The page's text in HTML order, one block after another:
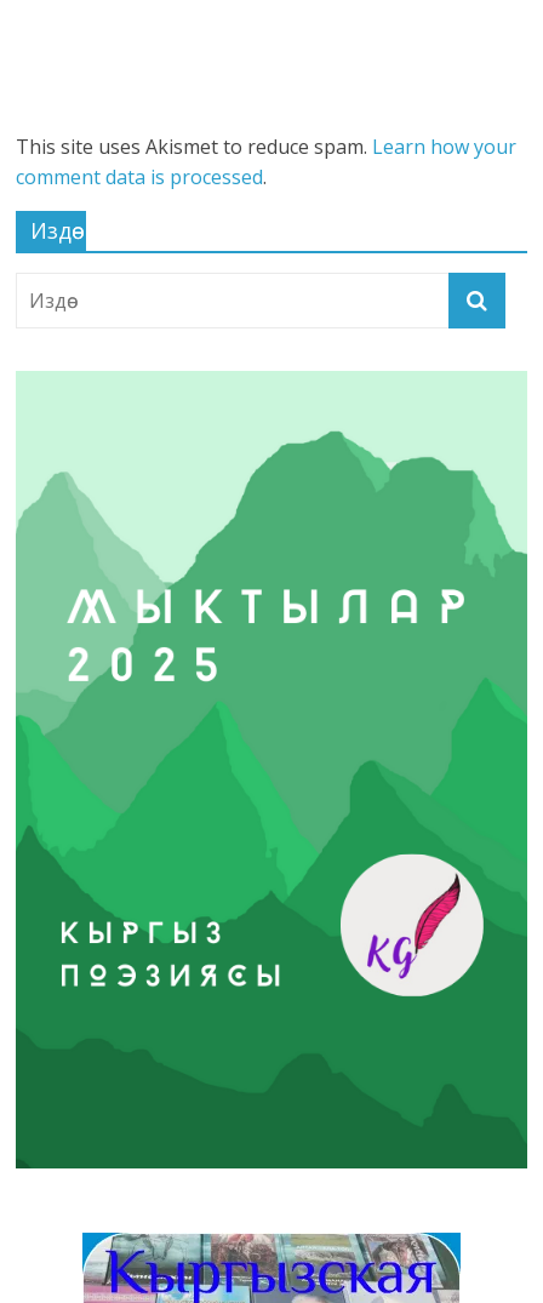
This site uses Akismet to reduce spam. Learn how your
comment data is processed.
Издөө